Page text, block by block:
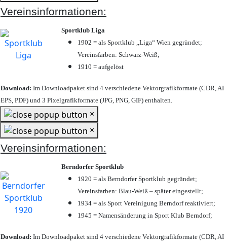
Vereinsinformationen:
Sportklub Liga
1902 = als Sportklub „Liga“ Wien gegründet;
Vereinsfarben: Schwarz-Weiß;
1910 = aufgelöst
Download: Im Downloadpaket sind 4 verschiedene Vektorgrafikformate (CDR, AI
EPS, PDF) und 3 Pixelgrafikformate (JPG, PNG, GIF) enthalten.
×
×
Vereinsinformationen:
Berndorfer Sportklub
1920 = als Berndorfer Sportklub gegründet;
Vereinsfarben: Blau-Weiß – später eingestellt;
1934 = als Sport Vereinigung Berndorf reaktiviert;
1945 = Namensänderung in Sport Klub Berndorf;
Download: Im Downloadpaket sind 4 verschiedene Vektorgrafikformate (CDR, AI